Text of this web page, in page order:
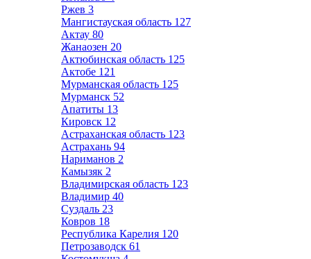
Ржев 3
Мангистауская область 127
Актау 80
Жанаозен 20
Актюбинская область 125
Актобе 121
Мурманская область 125
Мурманск 52
Апатиты 13
Кировск 12
Астраханская область 123
Астрахань 94
Нариманов 2
Камызяк 2
Владимирская область 123
Владимир 40
Суздаль 23
Ковров 18
Республика Карелия 120
Петрозаводск 61